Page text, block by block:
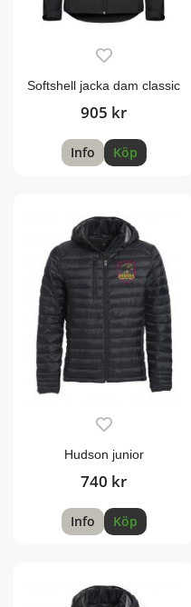
Softshell jacka dam classic
905 kr
Info Köp
Hudson junior
740 kr
Info Köp